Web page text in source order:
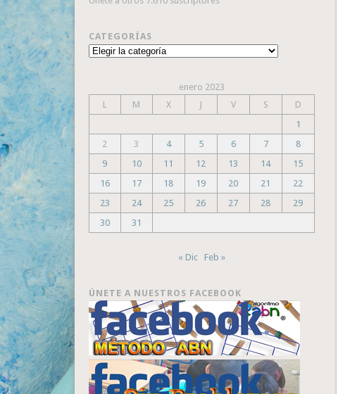
CATEGORÍAS
Categorías
enero 2023
L
M X J V S
D
1
2
3 4 5 6 7
8
9
10 11 12 13 14
15
16
17 18 19 20 21
22
23
24 25 26 27 28
29
30
31
« Dic Feb »
ÚNETE A NUESTROS FACEBOOK